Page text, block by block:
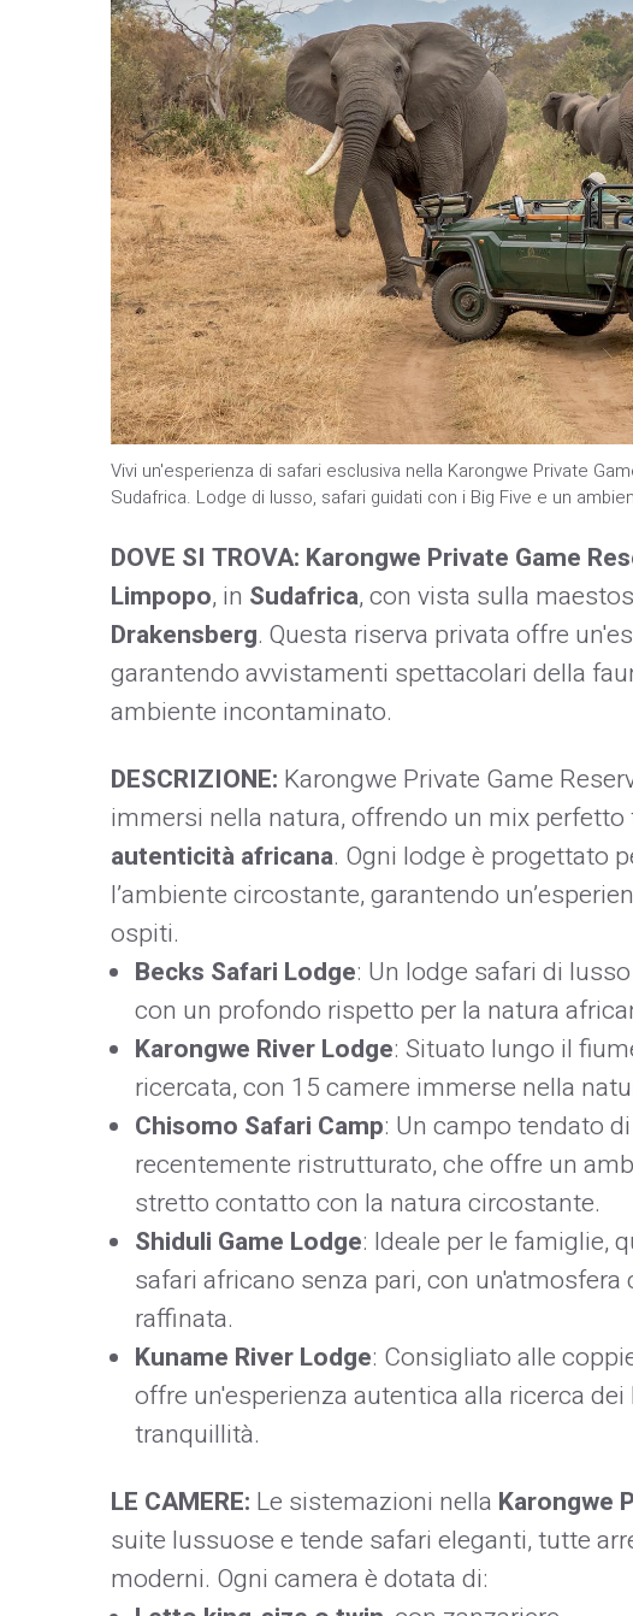
Vivi un'esperienza di safari esclusiva nella Karongwe Private
Sudafrica. Lodge di lusso, safari guidati con i Big Five e un
DOVE SI TROVA: Karongwe Private Game
Limpopo, in Sudafrica, con vista sulla
Drakensberg. Questa riserva privata offre
garantendo avvistamenti spettacolari della
ambiente incontaminato.
DESCRIZIONE: Karongwe Private Game
immersi nella natura, offrendo un mix perfetto
autenticità africana. Ogni lodge è progettato
l’ambiente circostante, garantendo
ospiti.
Becks Safari Lodge: Un lodge safari di
con un profondo rispetto per la natura
Karongwe River Lodge: Situato lungo il
ricercata, con 15 camere immerse nella
Chisomo Safari Camp: Un campo tendato
recentemente ristrutturato, che offre un
stretto contatto con la natura circostante. ​
Shiduli Game Lodge: Ideale per le famiglie,
safari africano senza pari, con
raffinata. ​
Kuname River Lodge: Consigliato alle
offre un'esperienza autentica alla ricerca
tranquillità. ​
LE CAMERE: Le sistemazioni nella Karongwe
suite lussuose e tende safari eleganti, tutte
moderni. Ogni camera è dotata di: